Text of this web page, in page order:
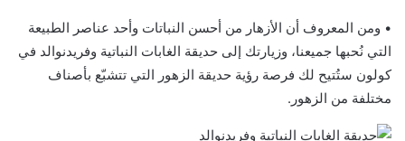
• ومن المعروف أن الأزهار من أحسن النباتات وأحد عناصر الطبيعة
التي نُحبها جميعنا، وزيارتك إلى حديقة الغابات النباتية وفريدنوالد في
كولون ستُتيح لك فرصة رؤية حديقة الزهور التي تتشبّع بأصناف
مختلفة من الزهور.